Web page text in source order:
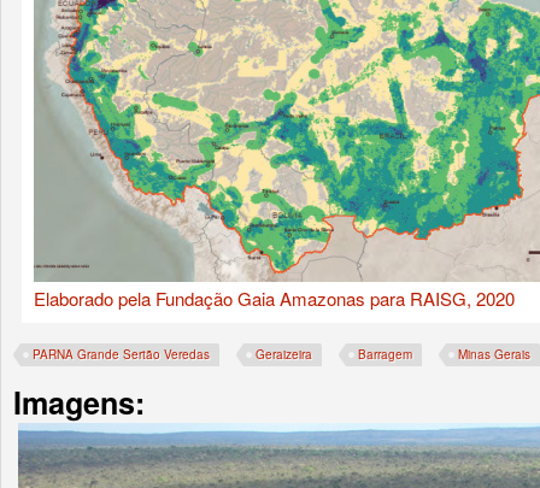
Elaborado pela Fundação Gaia Amazonas para RAISG, 2020
PARNA Grande Sertão Veredas Geraizeira Barragem Minas Gerais
Imagens: